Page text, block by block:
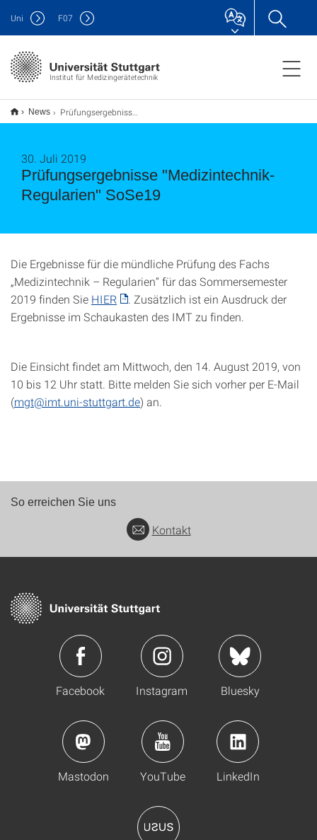
Institut für Medizingerätetechnik
Uni F07
News Prüfungsergebnisse "Medizintechnik-Regularien" SoSe19
Prüfungsergebnisse "Medizintechnik-
Regularien" SoSe19
30. Juli 2019
Die Ergebnisse für die mündliche Prüfung des Fachs
„Medizintechnik – Regularien“ für das Sommersemester
2019 finden Sie HIER
. Zusätzlich ist ein Ausdruck der
Ergebnisse im Schaukasten des IMT zu finden.
Die Einsicht findet am Mittwoch, den 14. August 2019, von
10 bis 12 Uhr statt. Bitte melden Sie sich vorher per E-Mail
(mgt@imt.uni-stuttgart.de) an.
So erreichen Sie uns
Kontakt
Facebook Instagram Bluesky
Mastodon YouTube LinkedIn